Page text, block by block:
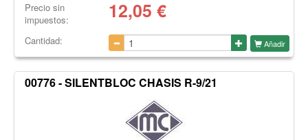
Precio sin
impuestos:
12,05 €
Cantidad: Añadir
00776 - SILENTBLOC CHASIS R-9/21